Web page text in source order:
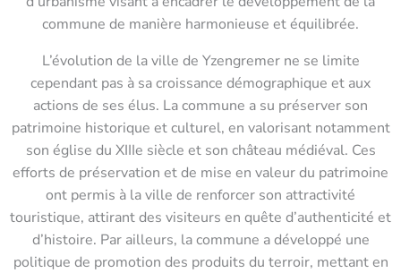
commune de manière harmonieuse et équilibrée.
L’évolution de la ville de Yzengremer ne se limite
cependant pas à sa croissance démographique et aux
actions de ses élus. La commune a su préserver son
patrimoine historique et culturel, en valorisant notamment
son église du XIIIe siècle et son château médiéval. Ces
efforts de préservation et de mise en valeur du patrimoine
ont permis à la ville de renforcer son attractivité
touristique, attirant des visiteurs en quête d’authenticité et
d’histoire. Par ailleurs, la commune a développé une
politique de promotion des produits du terroir, mettant en